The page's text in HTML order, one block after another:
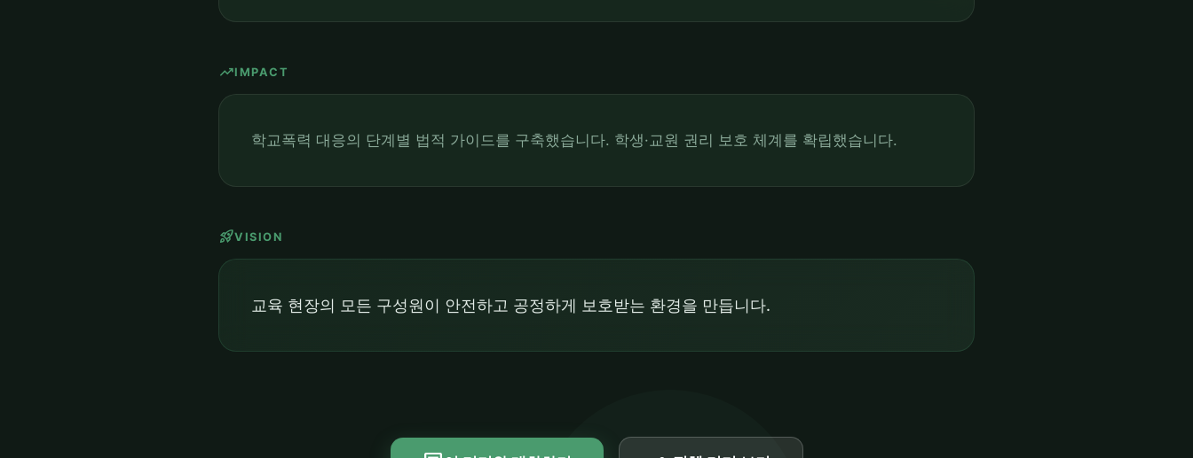
trending_upIMPACT
학교폭력 대응의 단계별 법적 가이드를 구축했습니다. 학생·교원 권리 보호 체계를 확립했습니다.
rocket_launchVISION
교육 현장의 모든 구성원이 안전하고 공정하게 보호받는 환경을 만듭니다.